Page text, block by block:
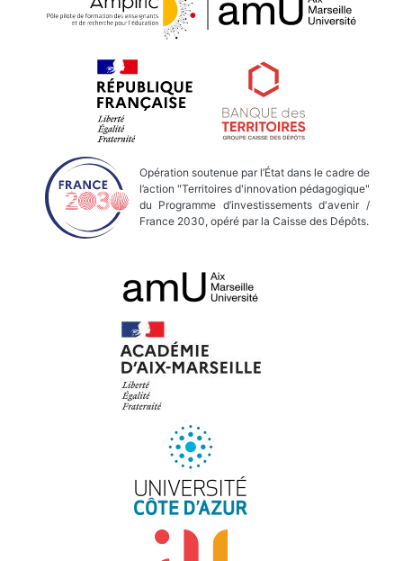
Opération soutenue par l’État dans le cadre de
l’action "Territoires d'innovation pédagogique"
du Programme d’investissements d'avenir /
France 2030, opéré par la Caisse des Dépôts.